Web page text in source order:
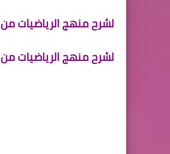
لشرح منهج الرياضيات
لشرح منهج الرياضيات